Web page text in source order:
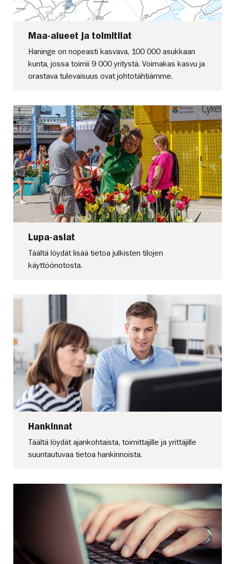
Maa-alueet ja toimitilat
Haninge on nopeasti kasvava, 100 000 asukkaan
kunta, jossa toimii 9 000 yritystä. Voimakas kasvu ja
orastava tulevaisuus ovat johtotähtiämme.
Lupa-asiat
Täältä löydät lisää tietoa julkisten tilojen
käyttöönotosta.
Hankinnat
Täältä löydät ajankohtaista, toimittajille ja yrittäjille
suuntautuvaa tietoa hankinnoista.